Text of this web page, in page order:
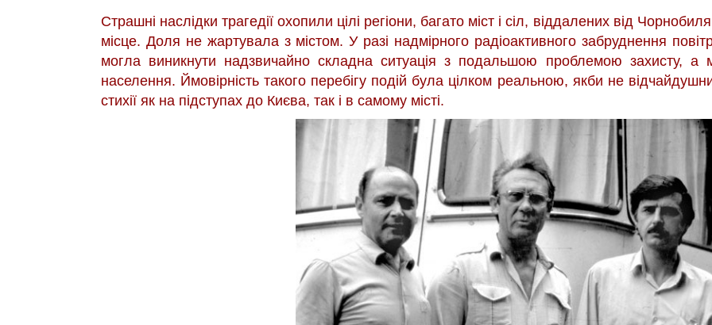
Страшні наслідки трагедії охопили цілі регіони, багато міст і сіл, віддалених від
місце. Доля не жартувала з містом. У разі надмірного радіоактивного забруднення
могла виникнути надзвичайно складна ситуація з подальшою проблемою захисту, а
населення. Ймовірність такого перебігу подій була цілком реальною, якби не
стихії як на підступах до Києва, так і в самому місті.